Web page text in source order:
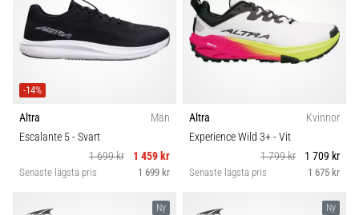
-14%
Altra
Män
Escalante 5- Svart
1 699 kr
1 459 kr
Senaste lägsta pris 1 699 kr
Altra
Kvinnor
Experience Wild 3+- Vit
1 799 kr
1 709 kr
Senaste lägsta pris 1 675 kr
Ny Ny